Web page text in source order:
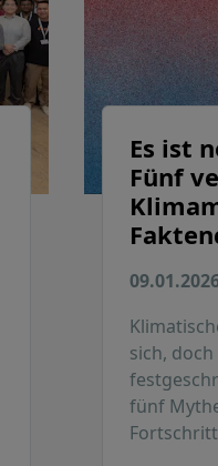
Es ist
Fünf
sich,
fünf